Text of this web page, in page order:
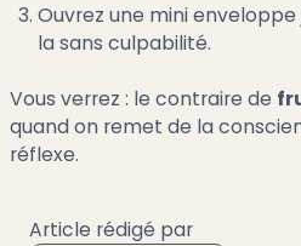
Ouvrez une mini
la sans culpabilité.
Vous verrez : le contraire de
quand on remet de la
réflexe.
Article rédigé par